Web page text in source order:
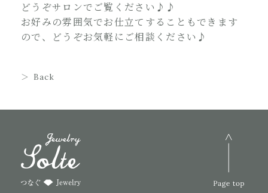
どうぞサロンでご覧ください♪♪
お好みの雰囲気でお仕立てすることもできます
ので、どうぞお気軽にご相談ください♪
Back